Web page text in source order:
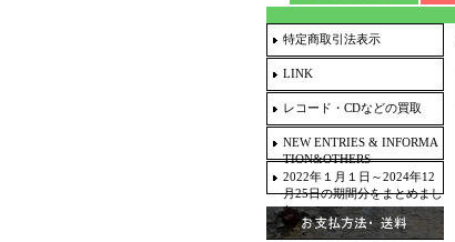
特定商取引法表示
LINK
レコード・CDなどの買取
NEW ENTRIES & INFORMA
TION&OTHERS
2022年１月１日～2024年12
月25日の期間分をまとめまし
た。